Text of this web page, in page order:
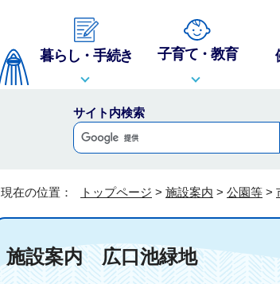
暮らし・手続き 子育て・教育
サイト内検索
現在の位置： トップページ > 施設案内 > 公園等 >
施設案内広口池緑地